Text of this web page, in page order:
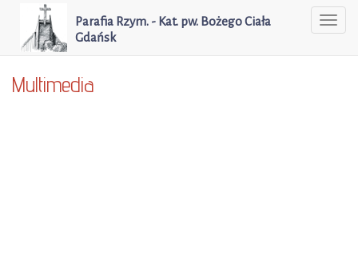
Parafia Rzym. - Kat. pw. Bożego Ciała
Gdańsk
Multimedia